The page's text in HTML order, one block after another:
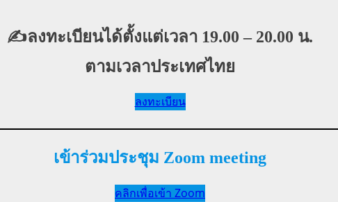
✍️ลงทะเบียนได้ตั้งแต่เวลา 19.00 – 20.00 น.
ตามเวลาประเทศไทย
ลงทะเบียน
เข้าร่วมประชุม Zoom meeting
คลิกเพื่อเข้า Zoom